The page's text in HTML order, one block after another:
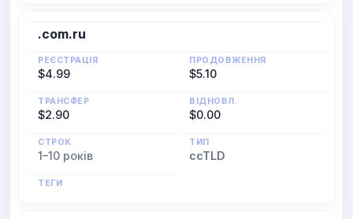
.com.ru
РЕЄСТРАЦІЯ
$4.99
ПРОДОВЖЕННЯ
$5.10
ТРАНСФЕР
$2.90
ВІДНОВЛ.
$0.00
СТРОК
1–10 років
ТИП
ccTLD
ТЕГИ